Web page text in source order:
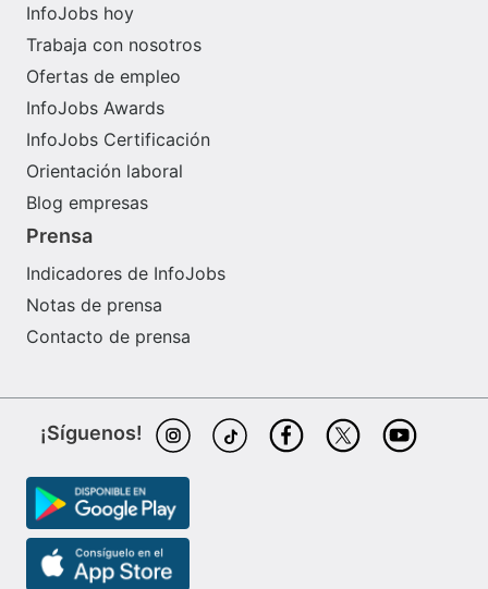
InfoJobs hoy
Trabaja con nosotros
Ofertas de empleo
InfoJobs Awards
InfoJobs Certificación
Orientación laboral
Blog empresas
Prensa
Indicadores de InfoJobs
Notas de prensa
Contacto de prensa
¡Síguenos!